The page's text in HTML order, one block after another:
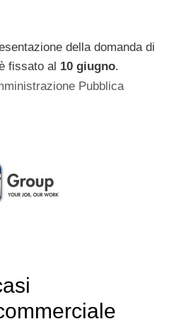
della domanda di
fissato al 10 giugno.
Pubblica